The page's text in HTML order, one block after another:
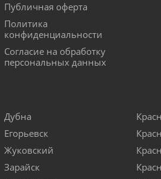
Публичная оферта
Политика
конфиденциальности
Согласие на обработку
персональных данных
Дубна
Егорьевск
Жуковский
Зарайск